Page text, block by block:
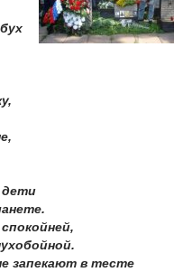
дети
запекают в тесте